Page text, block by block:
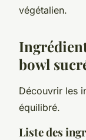
végétalien.
bowl
Découvrir les
équilibré.
Liste des